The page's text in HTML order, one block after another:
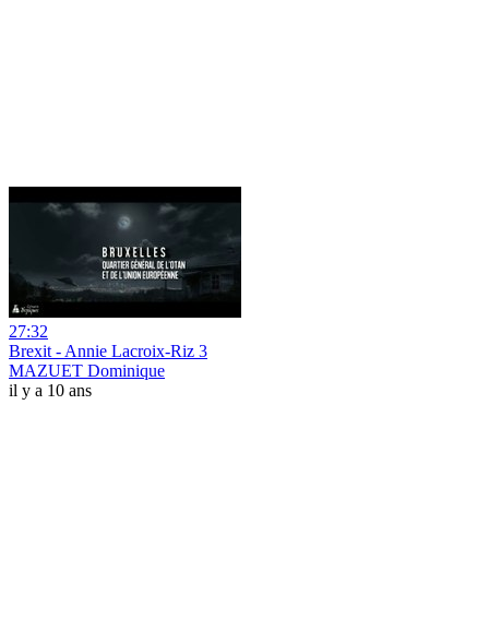
27:32
Brexit - Annie Lacroix-Riz 3
MAZUET Dominique
il y a 10 ans